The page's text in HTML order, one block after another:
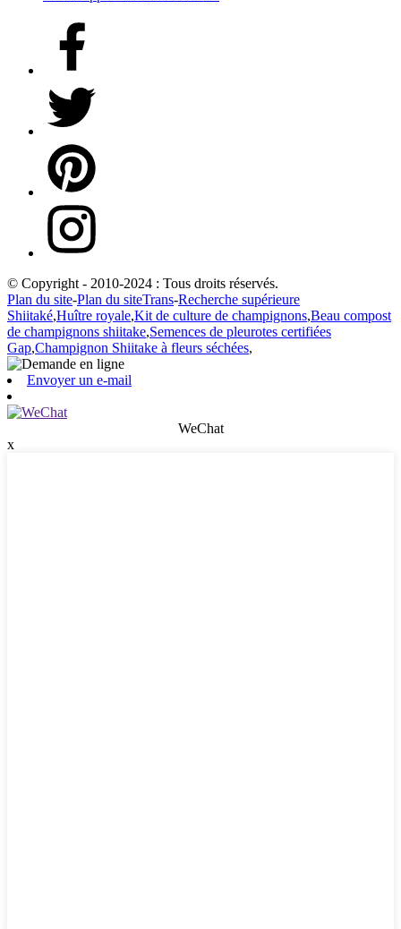
© Copyright - 2010-2024 : Tous droits réservés.
Plan du site-Plan du siteTrans-Recherche supérieure
Shiitaké,Huître royale,Kit de culture de champignons,Beau compost
de champignons shiitake,Semences de pleurotes certifiées
Gap,Champignon Shiitake à fleurs séchées,
Envoyer un e-mail
WeChat
x